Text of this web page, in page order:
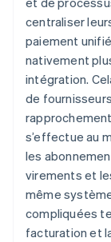
centraliser
paiement
nativement
intégration.
de
s’effectue au
les
virements et
même
compliquées
facturation et